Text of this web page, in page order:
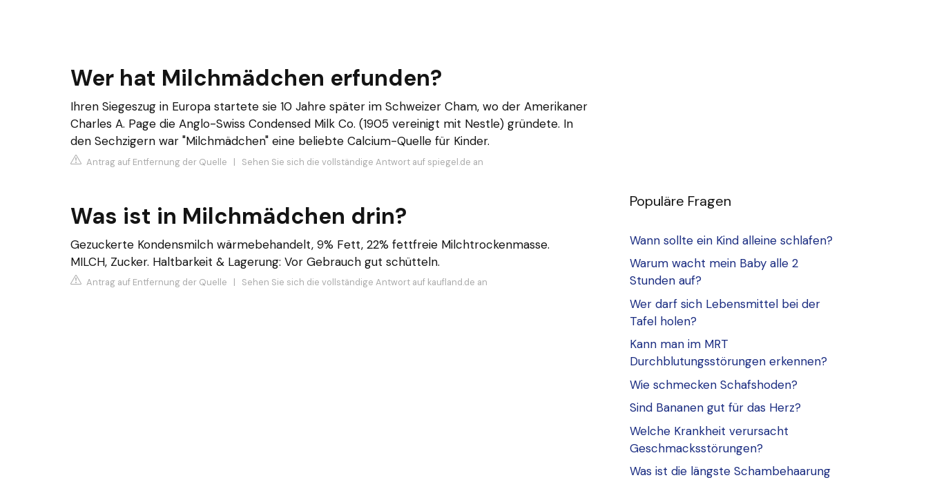
Wer hat Milchmädchen erfunden?
Ihren Siegeszug in Europa startete sie 10 Jahre später im Schweizer Cham, wo der Amerikaner
Charles A. Page die Anglo-Swiss Condensed Milk Co. (1905 vereinigt mit Nestle) gründete. In
den Sechzigern war "Milchmädchen" eine beliebte Calcium-Quelle für Kinder.
Antrag auf Entfernung der Quelle | Sehen Sie sich die vollständige Antwort auf spiegel.de an
Was ist in Milchmädchen drin?
Gezuckerte Kondensmilch wärmebehandelt, 9% Fett, 22% fettfreie Milchtrockenmasse.
MILCH, Zucker. Haltbarkeit & Lagerung: Vor Gebrauch gut schütteln.
Antrag auf Entfernung der Quelle | Sehen Sie sich die vollständige Antwort auf kaufland.de an
Populäre Fragen
Wann sollte ein Kind alleine schlafen?
Warum wacht mein Baby alle 2
Stunden auf?
Wer darf sich Lebensmittel bei der
Tafel holen?
Kann man im MRT
Durchblutungsstörungen erkennen?
Wie schmecken Schafshoden?
Sind Bananen gut für das Herz?
Welche Krankheit verursacht
Geschmacksstörungen?
Was ist die längste Schambehaarung